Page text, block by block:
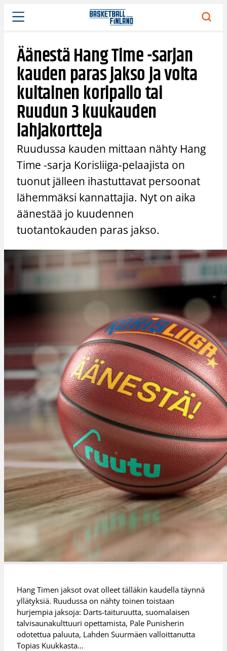
Siirry
sisältöön
Äänestä Hang Time -sarjan
kauden paras jakso ja voita
kultainen koripallo tai
Ruudun 3 kuukauden
lahjakortteja
Ruudussa kauden mittaan nähty Hang
Time -sarja Korisliiga-pelaajista on
tuonut jälleen ihastuttavat persoonat
lähemmäksi kannattajia. Nyt on aika
äänestää jo kuudennen
tuotantokauden paras jakso.
Hang Timen jaksot ovat olleet tälläkin kaudella täynnä
yllätyksiä. Ruudussa on nähty toinen toistaan
hurjempia jaksoja: Darts-taituruutta, suomalaisen
talvisaunakulttuuri opettamista, Pale Punisherin
odotettua paluuta, Lahden Suurmäen valloittanutta
Topias Kuukkasta…